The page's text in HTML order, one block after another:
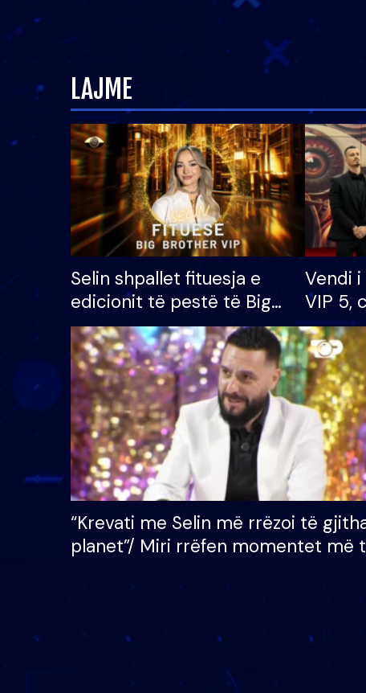
LAJME
Selin shpallet fituesja e
edicionit të pestë të Big
Brother VIP, rrëmben
çmimin e madh prej 100
mijë eurosh
Vendi
VIP 5,
radhës
“Krevati me Selin më rrëzoi të
planet”/ Miri rrëfen momentet më
mungojë zilja e mëngjesit kur…